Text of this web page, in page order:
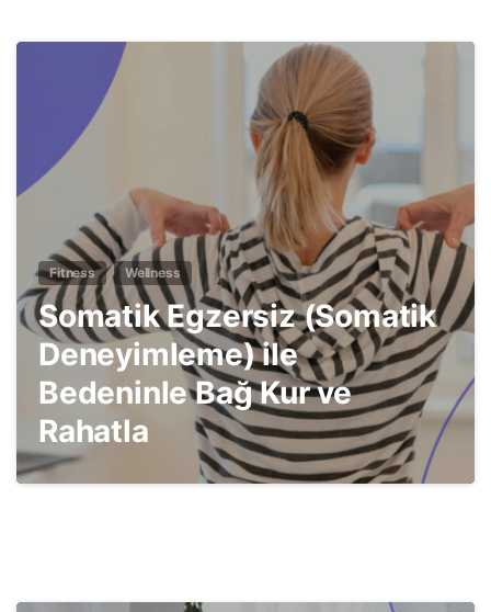
Fitness Wellness
Somatik Egzersiz (Somatik
Deneyimleme) ile
Bedeninle Bağ Kur ve
Rahatla